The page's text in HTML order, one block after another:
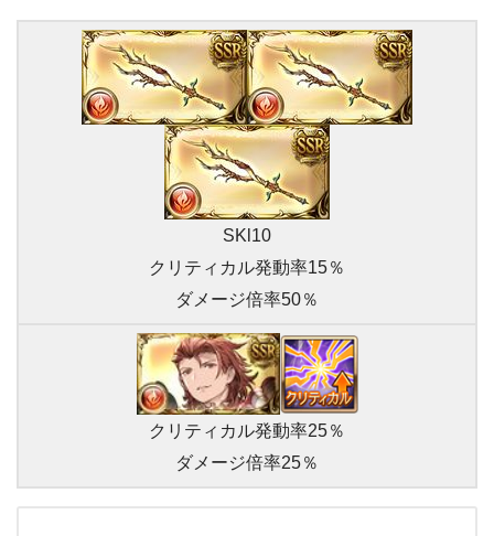
SKl10
クリティカル発動率15％
ダメージ倍率50％
クリティカル発動率25％
ダメージ倍率25％